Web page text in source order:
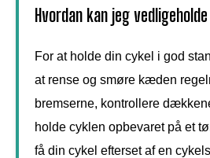
Hvordan kan jeg
For at holde din cykel i god
at rense og smøre kæden
bremserne, kontrollere
holde cyklen opbevaret på et
få din cykel efterset af en